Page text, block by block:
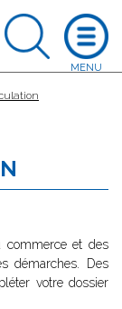
commerce et des
démarches. Des
votre dossier